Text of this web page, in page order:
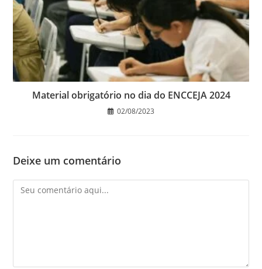
Material obrigatório no dia do ENCCEJA 2024
02/08/2023
Deixe um comentário
Comentário